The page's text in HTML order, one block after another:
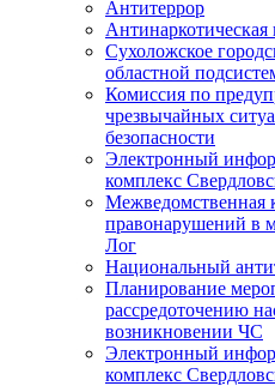
Антитеррор
Антинаркотическая
Сухоложское
областной
Комиссия по
чрезвычайных
безопасности
Электронный
комплекс
Межведомственная
правонарушений в
Лог
Национальный
Планирование
рассредоточению
возникновении ЧС
Электронный
комплекс